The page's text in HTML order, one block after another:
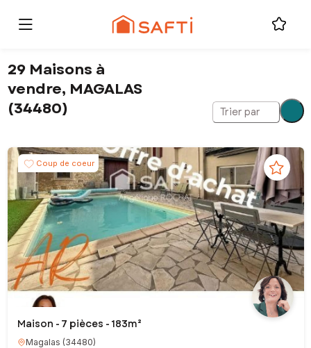
29 Maisons à
vendre, MAGALAS
(34480)
Trier par
Coup de coeur
Maison - 7 pièces - 183m²
Magalas (34480)